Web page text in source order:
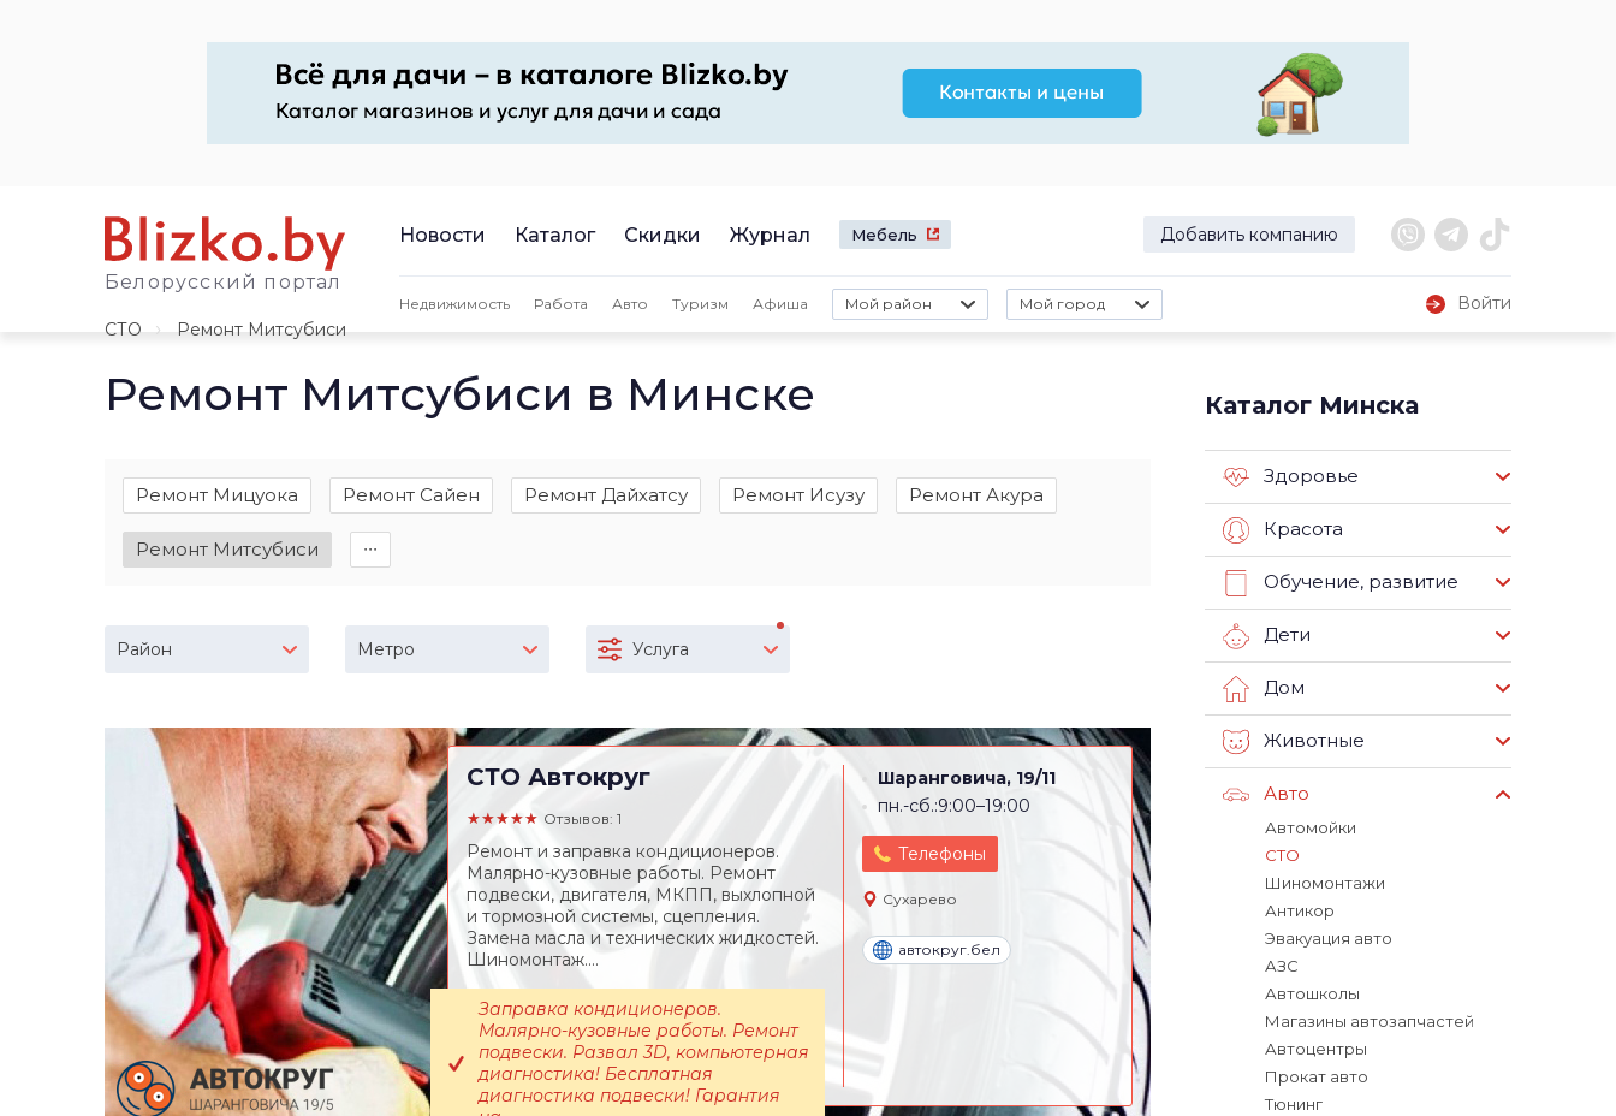
Белорусский портал
Новости Каталог Скидки Журнал Мебель Добавить компанию
Недвижимость Работа Авто Туризм Афиша Мой район Мой город
Войти
СТО
Ремонт Митсубиси
Ремонт Митсубиси в Минске
Ремонт Мицуока Ремонт Сайен Ремонт Дайхатсу Ремонт Исузу Ремонт Акура
Ремонт Митсубиси ∙∙∙
Район Метро Услуга
СТО Автокруг
★★★★★ Отзывов: 1
Шаранговича, 19/11
пн.-сб.:9:00–19:00
Телефоны
Сухарево
автокруг.бел
Ремонт и заправка кондиционеров.
Малярно-кузовные работы. Ремонт
подвески, двигателя, МКПП, выхлопной
и тормозной системы, сцепления.
Замена масла и технических жидкостей.
Шиномонтаж....
Заправка кондиционеров.
Малярно-кузовные работы. Ремонт
подвески. Развал 3D, компьютерная
диагностика! Бесплатная
диагностика подвески! Гарантия
Каталог Минска
Здоровье
Красота
Обучение, развитие
Дети
Дом
Животные
Авто
Автомойки
СТО
Шиномонтажи
Антикор
Эвакуация авто
АЗС
Автошколы
Магазины автозапчастей
Автоцентры
Прокат авто
Тюнинг